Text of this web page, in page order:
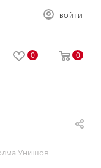
ВОЙТИ
0 0
Унишов